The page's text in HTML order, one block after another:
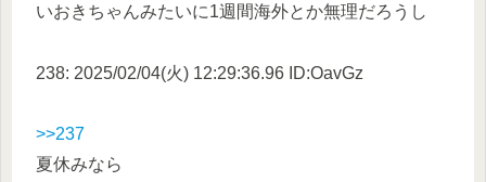
いおきちゃんみたいに1週間海外とか無理だろうし
238: 2025/02/04(火) 12:29:36.96 ID:OavGz
>>237
夏休みなら